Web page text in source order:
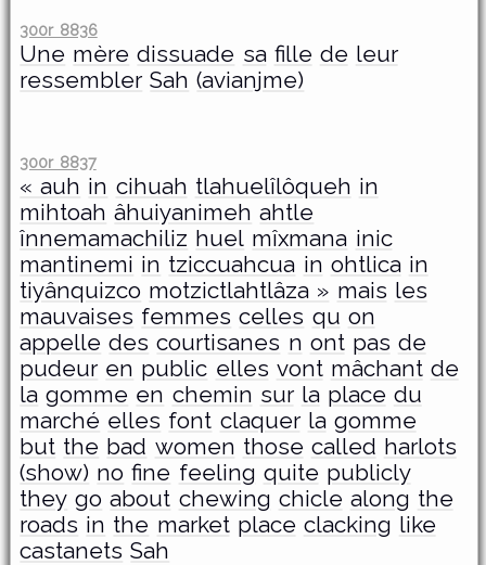
300r 8836
Une mère dissuade sa fille de leur
ressembler Sah (avianjme)
300r 8837
« auh in cihuah tlahuelîlôqueh in
mihtoah âhuiyanimeh ahtle
înnemamachiliz huel mîxmana inic
mantinemi in tziccuahcua in ohtlica in
tiyânquizco motzictlahtlâza » mais les
mauvaises femmes celles qu on
appelle des courtisanes n ont pas de
pudeur en public elles vont mâchant de
la gomme en chemin sur la place du
marché elles font claquer la gomme
but the bad women those called harlots
(show) no fine feeling quite publicly
they go about chewing chicle along the
roads in the market place clacking like
castanets Sah